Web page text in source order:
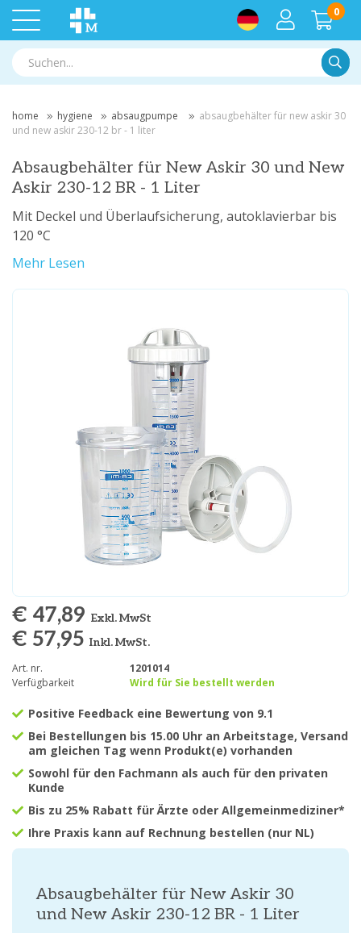
0
home hygiene absaugpumpe
absaugbehälter für new askir 30
und new askir 230-12 br - 1 liter
Absaugbehälter für New Askir 30 und New
Askir 230-12 BR - 1 Liter
Mit Deckel und Überlaufsicherung, autoklavierbar bis
120 °C
Mehr Lesen
€ 47,89 Exkl. MwSt
€ 57,95 Inkl. MwSt.
Art. nr.
1201014
Verfügbarkeit
Wird für Sie bestellt werden
Positive Feedback eine Bewertung von 9.1
Bei Bestellungen bis 15.00 Uhr an Arbeitstage, Versand
am gleichen Tag wenn Produkt(e) vorhanden
Sowohl für den Fachmann als auch für den privaten
Kunde
Bis zu 25% Rabatt für Ärzte oder Allgemeinmediziner*
Ihre Praxis kann auf Rechnung bestellen (nur NL)
Absaugbehälter für New Askir 30
und New Askir 230-12 BR - 1 Liter